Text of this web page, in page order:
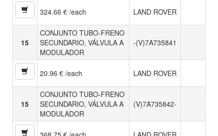
324.66 € /each LAND ROVER
15
CONJUNTO TUBO-FRENO
SECUNDARIO, VÁLVULA A
MODULADOR
-(V)7A735841
20.96 € /each LAND ROVER
15
CONJUNTO TUBO-FRENO
SECUNDARIO, VÁLVULA A
MODULADOR
(V)7A735842-